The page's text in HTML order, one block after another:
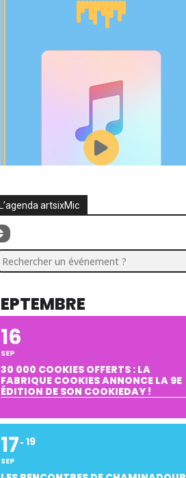
artsixMic
un événement ?
16
SEP
30 000 COOKIES OFFERTS : LA
FABRIQUE COOKIES ANNONCE LA 9E
ÉDITION DE SON COOKIEDAY !
17
SEP
19